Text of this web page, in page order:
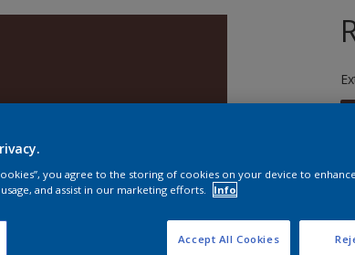
you agree to the storing of cookies on your device to
and assist in our marketing efforts.
Info
Accept All Cookies